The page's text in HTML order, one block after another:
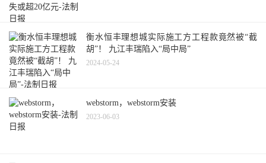
衡水恒丰理想城实际施工方工程款竟然被“截
胡”！ 九江丰瑞陷入“局中局”
2024-05-24
webstorm，webstorm安装
2023-06-03